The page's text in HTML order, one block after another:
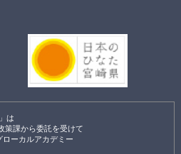
は
課から委託を受けて
ーカルアカデミー